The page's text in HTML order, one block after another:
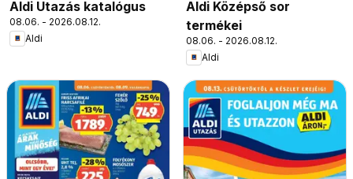
Aldi Utazás katalógus
08.06. - 2026.08.12.
Aldi
Aldi Középső sor
termékei
08.06. - 2026.08.12.
Aldi